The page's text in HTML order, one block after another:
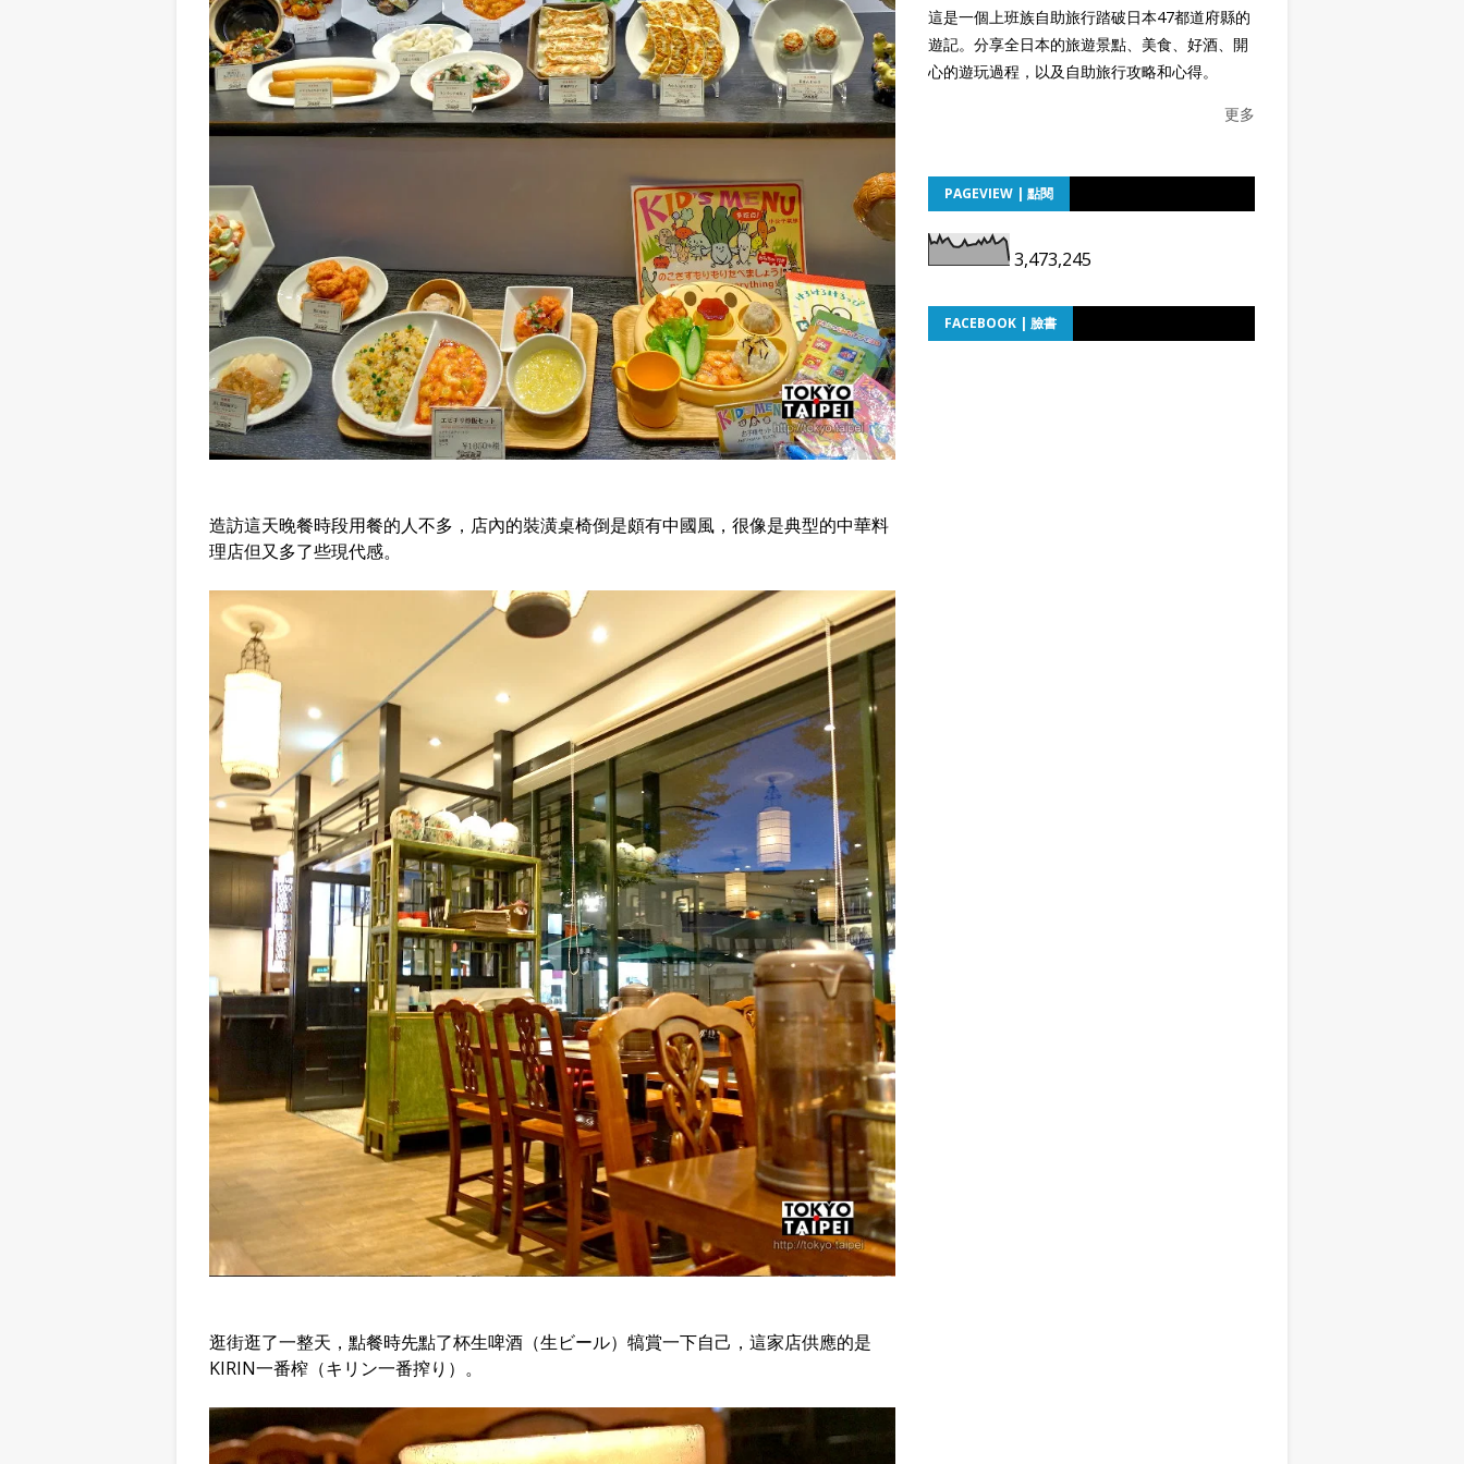
造訪這天晚餐時段用餐的人不多，店內的裝潢桌椅倒是頗有中國風，很像是典型的中華料
理店但又多了些現代感。
逛街逛了一整天，點餐時先點了杯生啤酒（生ビール）犒賞一下自己，這家店供應的是
KIRIN一番榨（キリン一番搾り）。
這是一個上班族自助旅行踏破日本47都道府縣的
遊記。分享全日本的旅遊景點、美食、好酒、開
心的遊玩過程，以及自助旅行攻略和心得。
更多
PAGEVIEW | 點閱
3,473,245
FACEBOOK | 臉書